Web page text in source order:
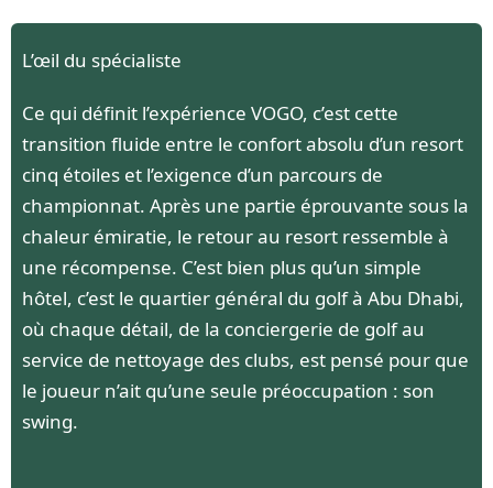
L’œil du spécialiste
Ce qui définit l’expérience VOGO, c’est cette
transition fluide entre le confort absolu d’un resort
cinq étoiles et l’exigence d’un parcours de
championnat. Après une partie éprouvante sous la
chaleur émiratie, le retour au resort ressemble à
une récompense. C’est bien plus qu’un simple
hôtel, c’est le quartier général du golf à Abu Dhabi,
où chaque détail, de la conciergerie de golf au
service de nettoyage des clubs, est pensé pour que
le joueur n’ait qu’une seule préoccupation : son
swing.